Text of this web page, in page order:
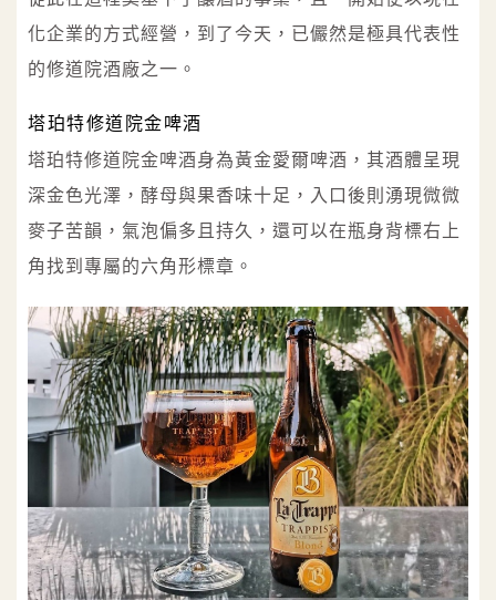
化企業的方式經營，到了今天，已儼然是極具代表性
的修道院酒廠之一。
塔珀特修道院金啤酒
塔珀特修道院金啤酒身為黃金愛爾啤酒，其酒體呈現
深金色光澤，酵母與果香味十足，入口後則湧現微微
麥子苦韻，氣泡偏多且持久，還可以在瓶身背標右上
角找到專屬的六角形標章。